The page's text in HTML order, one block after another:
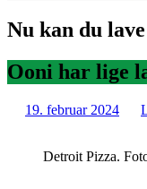
Nu kan du
Ooni har lige
19. februar 2024
Detroit Pizza.